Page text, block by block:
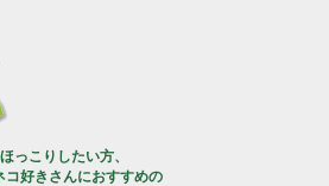
しています★
っこりしたい方、
コ好きさんにおすすめの